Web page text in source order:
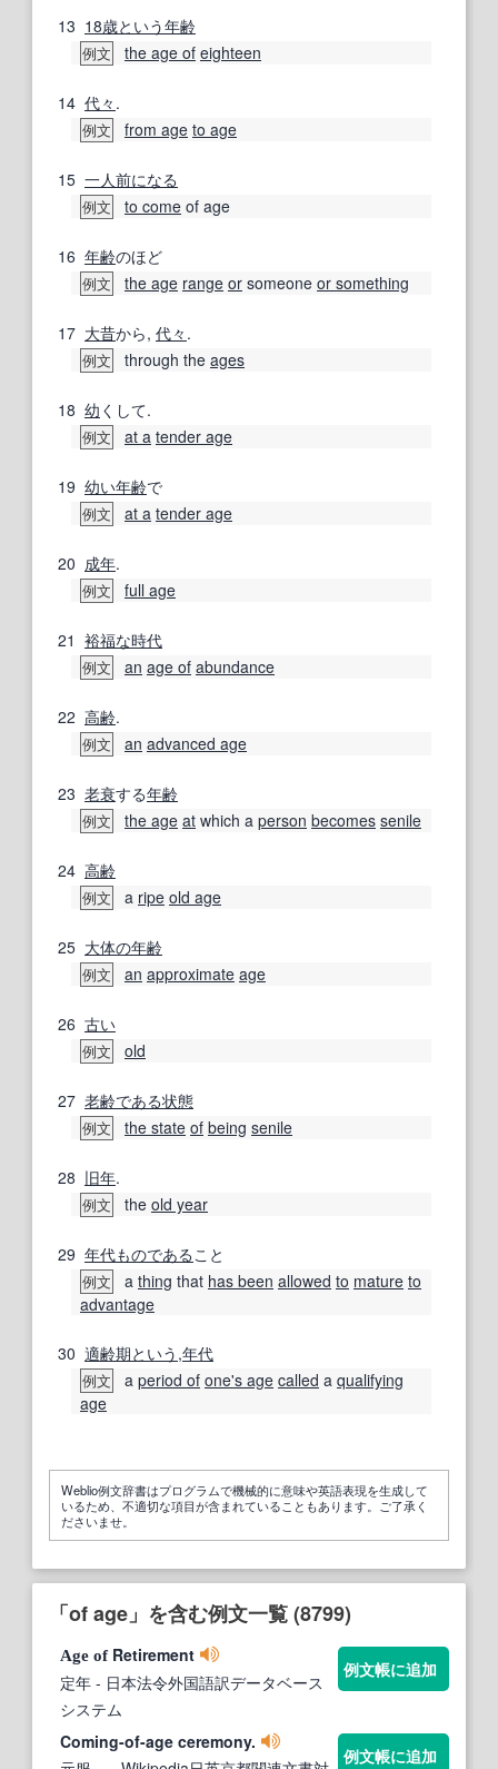
13 18歳という年齢
例文 the age of eighteen
14 代々 .
例文 from age to age
15 一人前になる
例文 to come of age
16 年齢のほど
例文 the age range or someone or something
17 大昔から, 代々 .
例文 through the ages
18 幼 くして.
例文 at a tender age
19 幼い年齢で
例文 at a tender age
20 成年.
例文 full age
21 裕福な時代
例文 an age of abundance
22 高齢.
例文 an advanced age
23 老衰する年齢
例文 the age at which a person becomes senile
24 高齢
例文 a ripe old age
25 大体の年齢
例文 an approximate age
26 古い
例文 old
27 老齢である状態
例文 the state of being senile
28 旧年.
例文 the old year
29 年代ものである こと
例文 a thing that has been allowed to mature to
advantage
30 適齢期という ,年代
例文 a period of one's age called a qualifying
age
Weblio例文辞書はプログラムで機械的に意味や英語表現を生成して
いるため、不適切な項目が含まれていることもあります。ご了承く
ださいませ。
「of age」を含む例文一覧 (8799)
Age ofRetirement
定年 - 日本法令外国語訳データベース
システム
例文帳に追加
Coming-of-age ceremony.
例文帳に追加